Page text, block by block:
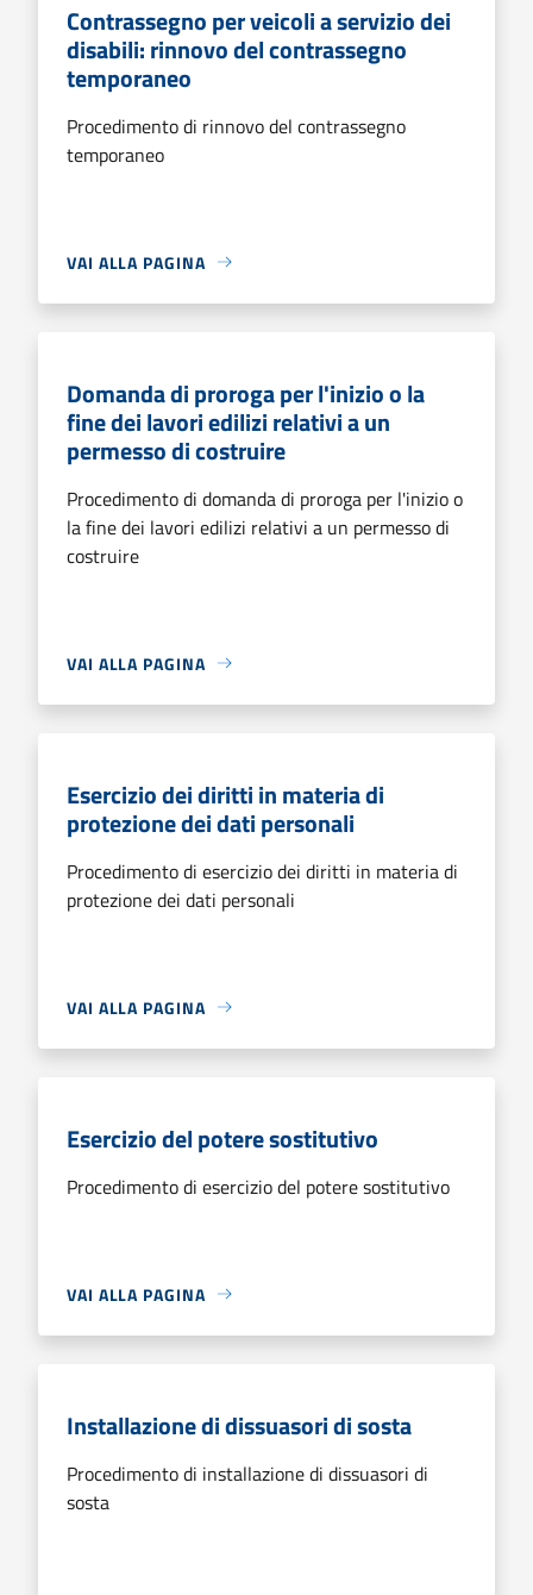
Contrassegno per veicoli a servizio dei
disabili: rinnovo del contrassegno
temporaneo
Procedimento di rinnovo del contrassegno
temporaneo
VAI ALLA PAGINA
Domanda di proroga per l'inizio o la
fine dei lavori edilizi relativi a un
permesso di costruire
Procedimento di domanda di proroga per l'inizio o
la fine dei lavori edilizi relativi a un permesso di
costruire
VAI ALLA PAGINA
Esercizio dei diritti in materia di
protezione dei dati personali
Procedimento di esercizio dei diritti in materia di
protezione dei dati personali
VAI ALLA PAGINA
Esercizio del potere sostitutivo
Procedimento di esercizio del potere sostitutivo
VAI ALLA PAGINA
Installazione di dissuasori di sosta
Procedimento di installazione di dissuasori di
sosta